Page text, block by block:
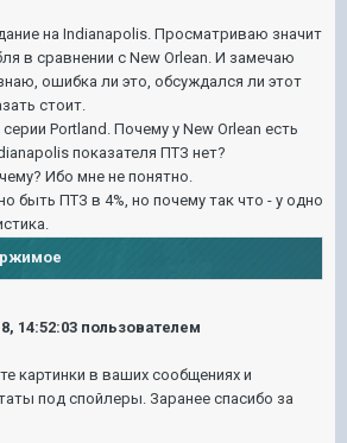
на Indianapolis. Просматриваю значит
в сравнении с New Orlean. И замечаю
ошибка ли это, обсуждался ли этот
стоит.
Portland. Почему у New Orlean есть
показателя ПТЗ нет?
Ибо мне не понятно.
быть ПТЗ в 4%, но почему так что - у одно
14:52:03 пользователем
картинки в ваших сообщениях и
под спойлеры. Заранее спасибо за